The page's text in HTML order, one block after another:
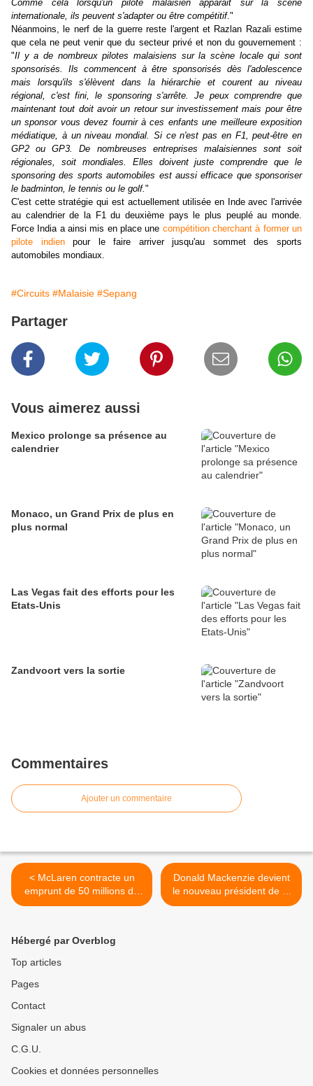
Comme cela lorsqu'un pilote malaisien apparait sur la scène
internationale, ils peuvent s'adapter ou être compétitif."
Néanmoins, le nerf de la guerre reste l'argent et Razlan Razali estime
que cela ne peut venir que du secteur privé et non du gouvernement :
"Il y a de nombreux pilotes malaisiens sur la scène locale qui sont
sponsorisés. Ils commencent à être sponsorisés dès l'adolescence
mais lorsqu'ils s'élèvent dans la hiérarchie et courent au niveau
régional, c'est fini, le sponsoring s'arrête. Je peux comprendre que
maintenant tout doit avoir un retour sur investissement mais pour être
un sponsor vous devez fournir à ces enfants une meilleure exposition
médiatique, à un niveau mondial. Si ce n'est pas en F1, peut-être en
GP2 ou GP3. De nombreuses entreprises malaisiennes sont soit
régionales, soit mondiales. Elles doivent juste comprendre que le
sponsoring des sports automobiles est aussi efficace que sponsoriser
le badminton, le tennis ou le golf."
C'est cette stratégie qui est actuellement utilisée en Inde avec l'arrivée
au calendrier de la F1 du deuxième pays le plus peuplé au monde.
Force India a ainsi mis en place une compétition cherchant à former un
pilote indienpour le faire arriver jusqu'au sommet des sports
automobiles mondiaux.
#Circuits #Malaisie #Sepang
Partager
Vous aimerez aussi
Mexico prolonge sa présence au
calendrier
Monaco, un Grand Prix de plus en
plus normal
Las Vegas fait des efforts pour les
Etats-Unis
Zandvoort vers la sortie
Commentaires
Ajouter un commentaire
< McLaren contracte un
emprunt de 50 millions de
livres sterling
Donald Mackenzie devient
le nouveau président de la
F1 >
Hébergé par Overblog
Top articles
Pages
Contact
Signaler un abus
C.G.U.
Cookies et données personnelles